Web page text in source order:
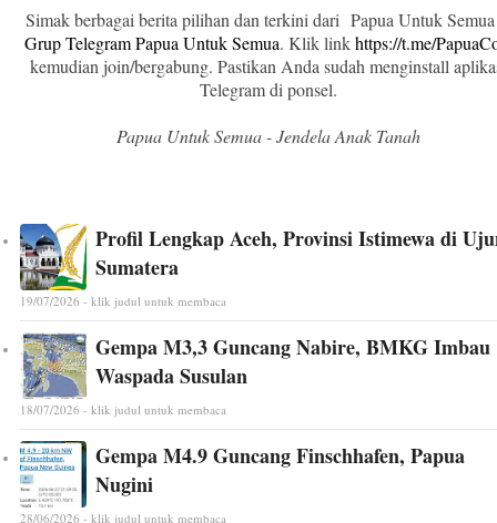
Simak berbagai berita pilihan dan terkini dari Papua Untuk
Grup Telegram Papua Untuk Semua. Klik linkhttps://t.me/
kemudian join/bergabung. Pastikan Anda sudah menginstall
Telegram di ponsel.
Papua Untuk Semua - Jendela Anak Tanah
Profil Lengkap Aceh, Provinsi Istimewa di
Sumatera
19/07/2026 - klik judul untuk membaca
Gempa M3,3 Guncang Nabire, BMKG Imbau
Waspada Susulan
18/07/2026 - klik judul untuk membaca
Gempa M4.9 Guncang Finschhafen, Papua
Nugini
28/06/2026 - klik judul untuk membaca